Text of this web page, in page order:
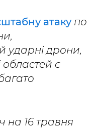
атакупо
ударні дрони,
областей є
на 16 травня